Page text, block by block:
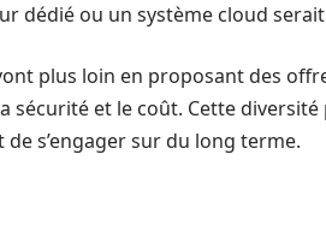
dédié ou un système cloud
plus loin en proposant des
sécurité et le coût. Cette
s’engager sur du long terme.